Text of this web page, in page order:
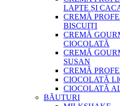
LAPTE ȘI
CREMĂ
BISCUIȚI
CREMĂ
CIOCOLATĂ
CREMĂ
SUSAN
CREMĂ
CIOCOLATĂ
CIOCOLATĂ
BĂUTURI